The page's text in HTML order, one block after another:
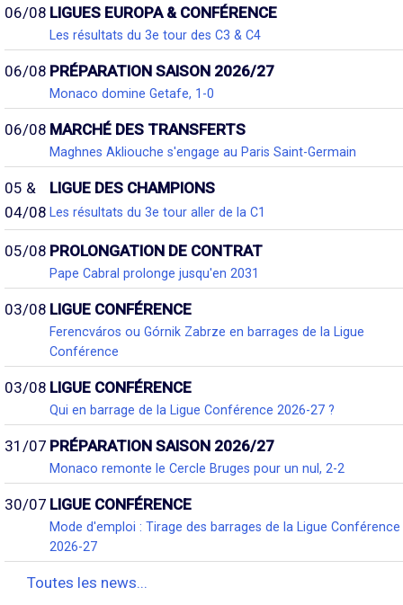
06/08 LIGUES EUROPA & CONFÉRENCE
Les résultats du 3e tour des C3 & C4
06/08 PRÉPARATION SAISON 2026/27
Monaco domine Getafe, 1-0
06/08 MARCHÉ DES TRANSFERTS
Maghnes Akliouche s'engage au Paris Saint-Germain
05 &
04/08
LIGUE DES CHAMPIONS
Les résultats du 3e tour aller de la C1
05/08 PROLONGATION DE CONTRAT
Pape Cabral prolonge jusqu'en 2031
03/08 LIGUE CONFÉRENCE
Ferencváros ou Górnik Zabrze en barrages de la Ligue
Conférence
03/08 LIGUE CONFÉRENCE
Qui en barrage de la Ligue Conférence 2026-27 ?
31/07 PRÉPARATION SAISON 2026/27
Monaco remonte le Cercle Bruges pour un nul, 2-2
30/07 LIGUE CONFÉRENCE
Mode d'emploi : Tirage des barrages de la Ligue Conférence
2026-27
Toutes les news...